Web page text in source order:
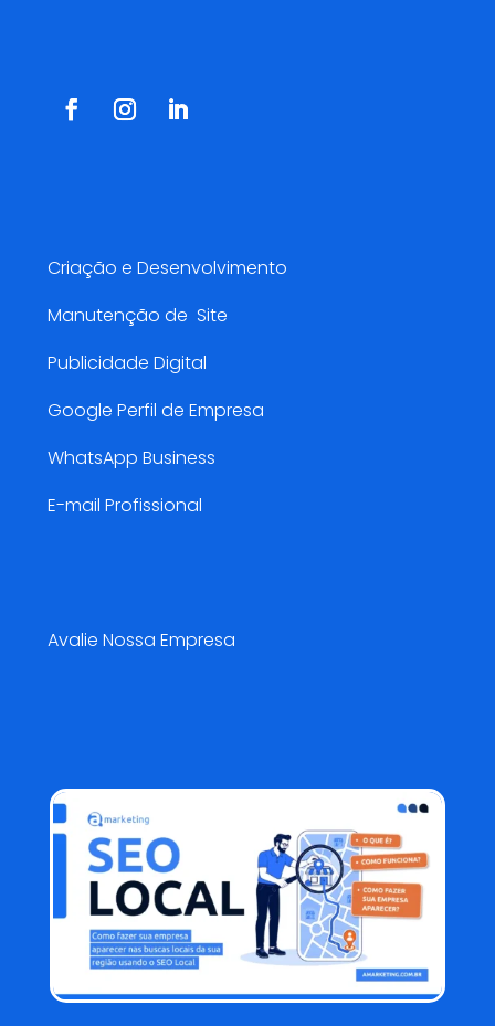
Criação e Desenvolvimento
Manutenção de Site
Publicidade Digital
Google Perfil de Empresa
WhatsApp Business
E-mail Profissional
Avalie Nossa Empresa